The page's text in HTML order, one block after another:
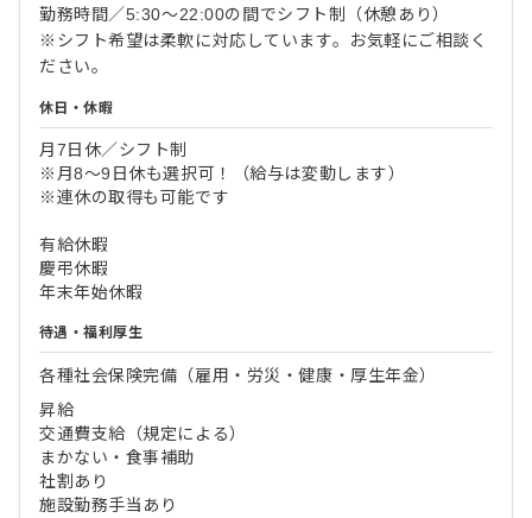
勤務時間／5:30～22:00の間でシフト制（休憩あり）
※シフト希望は柔軟に対応しています。お気軽にご相談く
ださい。
休日・休暇
月7日休／シフト制
※月8～9日休も選択可！（給与は変動します）
※連休の取得も可能です
有給休暇
慶弔休暇
年末年始休暇
待遇・福利厚生
各種社会保険完備（雇用・労災・健康・厚生年金）
昇給
交通費支給（規定による）
まかない・食事補助
社割あり
施設勤務手当あり